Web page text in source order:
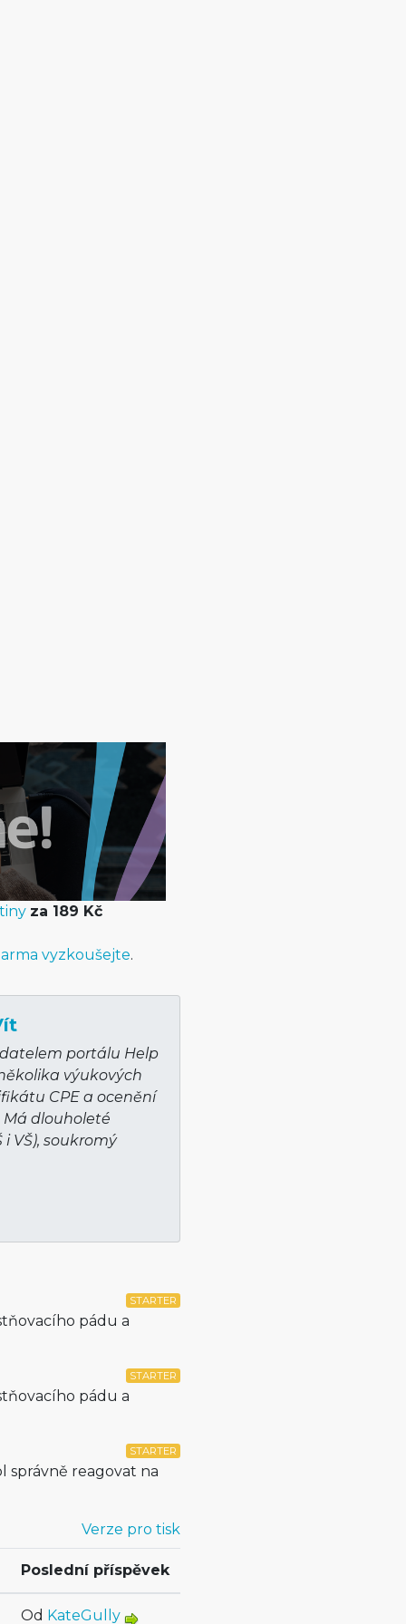
za 189 Kč
vyzkoušejte.
portálu Help
výukových
CPE a ocenění
Má dlouholeté
i VŠ), soukromý
STARTER
pádu a
STARTER
pádu a
STARTER
správně reagovat na
Verze pro tisk
Poslední příspěvek
Od KateGully